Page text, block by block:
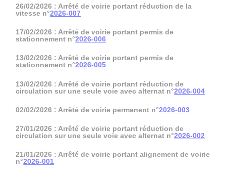
26/02/2026 : Arrêté de voirie portant réduction de la
vitesse n°2026-007
17/02/2026 : Arrêté de voirie portant permis de
stationnement n°2026-006
13/02/2026 : Arrêté de voirie portant permis de
stationnement n°2026-005
13/02/2026 : Arrêté de voirie portant réduction de
circulation sur une seule voie avec alternat n°2026-004
02/02/2026 : Arrêté de voirie permanent n°2026-003
27/01/2026 : Arrêté de voirie portant réduction de
circulation sur une seule voie avec alternat n°2026-002
21/01/2026 : Arrêté de voirie portant alignement de voirie
n°2026-001